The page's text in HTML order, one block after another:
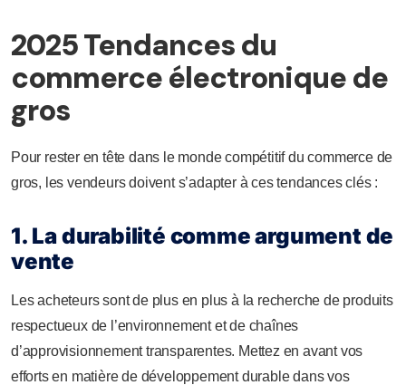
2025 Tendances du
commerce électronique de
gros
Pour rester en tête dans le monde compétitif du commerce de
gros, les vendeurs doivent s’adapter à ces tendances clés :
1. La durabilité comme argument de
vente
Les acheteurs sont de plus en plus à la recherche de produits
respectueux de l’environnement et de chaînes
d’approvisionnement transparentes. Mettez en avant vos
efforts en matière de développement durable dans vos